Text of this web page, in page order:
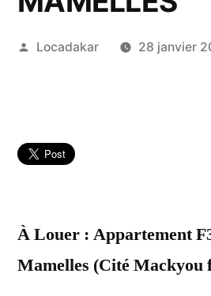
Publié
Locadakar 28 janvier
À Louer : Appartement
Mamelles (Cité Mackyou